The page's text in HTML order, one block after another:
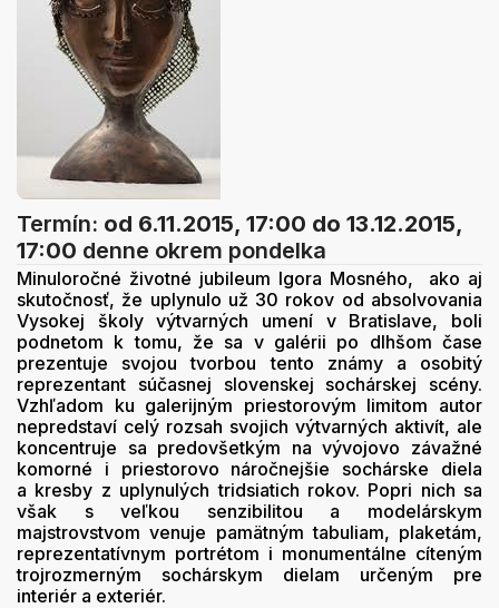
Termín: od 6.11.2015, 17:00 do 13.12.2015,
17:00 denne okrem pondelka
Minuloročné životné jubileum Igora Mosného, ako aj
skutočnosť, že uplynulo už 30 rokov od absolvovania
Vysokej školy výtvarných umení v Bratislave, boli
podnetom k tomu, že sa v galérii po dlhšom čase
prezentuje svojou tvorbou tento známy a osobitý
reprezentant súčasnej slovenskej sochárskej scény.
Vzhľadom ku galerijným priestorovým limitom autor
nepredstaví celý rozsah svojich výtvarných aktivít, ale
koncentruje sa predovšetkým na vývojovo závažné
komorné i priestorovo náročnejšie sochárske diela
a kresby z uplynulých tridsiatich rokov. Popri nich sa
však s veľkou senzibilitou a modelárskym
majstrovstvom venuje pamätným tabuliam, plaketám,
reprezentatívnym portrétom i monumentálne cíteným
trojrozmerným sochárskym dielam určeným pre
interiér a exteriér.